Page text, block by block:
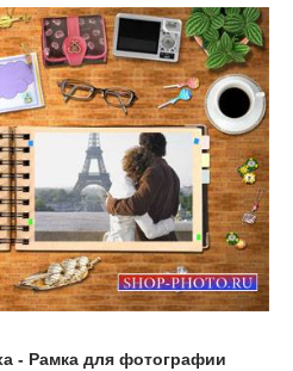
- Рамка для фотографии